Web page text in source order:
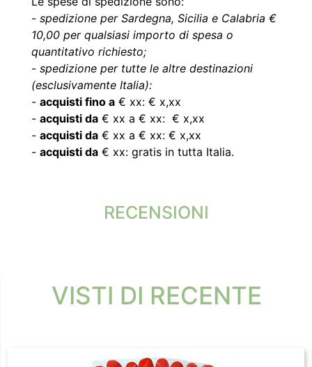
- spedizione per Sardegna, Sicilia e Calabria €
10,00 per qualsiasi importo di spesa o
quantitativo richiesto;
- spedizione per tutte le altre destinazioni
(esclusivamente Italia):
- acquisti fino a € xx: € x,xx
- acquisti da € xx a € xx: € x,xx
- acquisti da € xx a € xx: € x,xx
- acquisti da € xx: gratis in tutta Italia.
RECENSIONI
VISTI DI RECENTE